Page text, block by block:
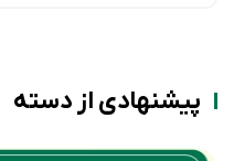
پیشنهادی از دسته